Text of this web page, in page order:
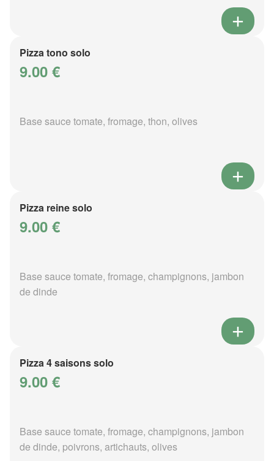
Pizza tono solo
9.00 €
Base sauce tomate, fromage, thon, olives
Pizza reine solo
9.00 €
Base sauce tomate, fromage, champignons, jambon
de dinde
Pizza 4 saisons solo
9.00 €
Base sauce tomate, fromage, champignons, jambon
de dinde, poivrons, artichauts, olives